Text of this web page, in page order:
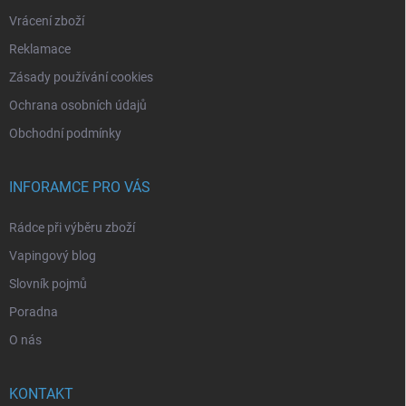
Vrácení zboží
Reklamace
Zásady používání cookies
Ochrana osobních údajů
Obchodní podmínky
INFORAMCE PRO VÁS
Rádce při výběru zboží
Vapingový blog
Slovník pojmů
Poradna
O nás
KONTAKT